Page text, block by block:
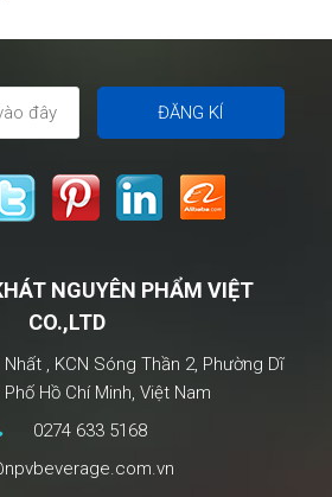
–
Đây
mới
là
bạn
cần
trong
năm
NGUYÊN PHẨM VIỆT
CO.,LTD
, KCN Sóng Thần 2, Phường Dĩ
Hồ Chí Minh, Việt Nam
0274 633 5168